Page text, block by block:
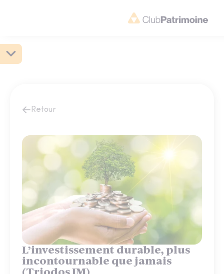
Retour
L’investissement durable, plus
incontournable que jamais